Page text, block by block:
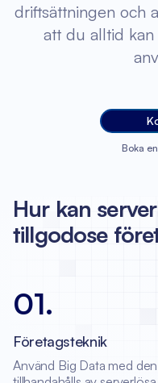
driftsättningen och
att du alltid
Boka
Hur kan
tillgodose
01.
Företagsteknik
Använd Big Data med